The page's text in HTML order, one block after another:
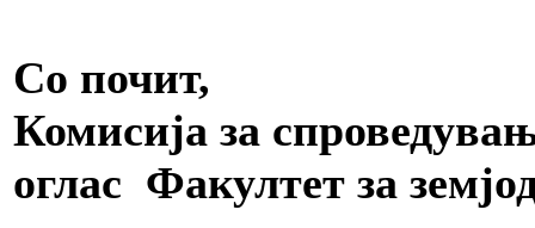
Со почит,
Комисија за
оглас Факултет за